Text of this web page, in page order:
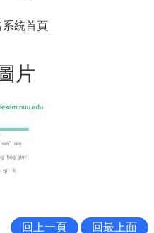
系統首頁
片
回上一頁 回最上面